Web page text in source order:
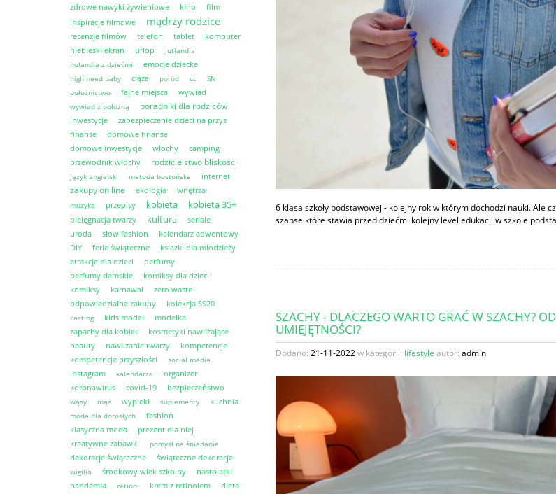
zdrowe nawyki żywieniowe
kino
film
inspiracje filmowe
mądrzy rodzice
recenzje filmów telefon tablet
komputer
niebieski ekran
urlop
jutlandia
holandia z dziećmi
emocje dziecka
high need baby ciąża poród cc
SN
położnictwo
fajne miejsca wywiad
wywiad z położną poradniki dla rodziców
inwestycje
zabezpieczenie dzieci na przys
finanse
domowe finanse
domowe inwestycje
włochy
camping
przewodnik włochy
rodzicielstwo bliskości
język angielski metoda bostońska internet
zakupy on line ekologia wnętrza
muzyka przepisy kobieta kobieta 35+
pielęgnacja twarzy kultura
seriale
uroda
slow fashion
kalendarz adwentowy
DIY
ferie świąteczne
książki dla młodzieży
atrakcje dla dzieci
perfumy
perfumy damskie
komiksy dla dzieci
komiksy
karnawał
zero waste
odpowiedzialne zakupy
kolekcja SS20
casting kids model
modelka
zapachy dla kobiet
kosmetyki nawilżające
beauty
nawilżanie twarzy
kompetencje
kompetencje przyszłości
social media
instagram kalendarze
organizer
koronawirus
covid-19 bezpieczeństwo
wąsy mąż wypieki suplementy kuchnia
moda dla dorosłych
fashion
klasyczna moda
prezent dla niej
kreatywne zabawki
pomysł na śniedanie
dekoracje świąteczne świąteczne dekoracje
wigilia środkowy wiek szkolny
nastolatki
pandemia
retinol krem z retinolem
dieta
6 klasa szkoły podstawowej - kolejny rok w którym dochodzi nauki. Ale
szanse które stawia przed dziećmi kolejny level edukacji w szkole
SZACHY - DLACZEGO WARTO GRAĆ W SZACHY?
UMIEJĘTNOŚCI?
Dodano: 21-11-2022w kategorii: lifestyle autor: admin